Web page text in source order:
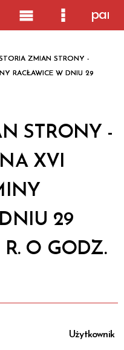
ZMIAN STRONY -
RACŁAWICE W DNIU 29
STRONY -
XVI
29
O GODZ.
Użytkownik
Menu
główne
Menu